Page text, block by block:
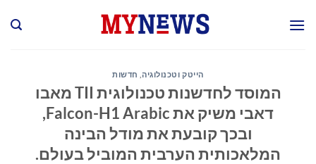
הייטק וטכנולוגיה חדשות
המוסד לחדשנות טכנולוגית TII מאבו
דאבי משיק את Falcon-H1 Arabic,
ובכך קובעת את מודל הבינה
המלאכותית הערבית המוביל בעולם.